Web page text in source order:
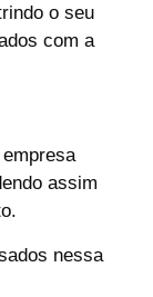
o seu
com a
assim
nessa